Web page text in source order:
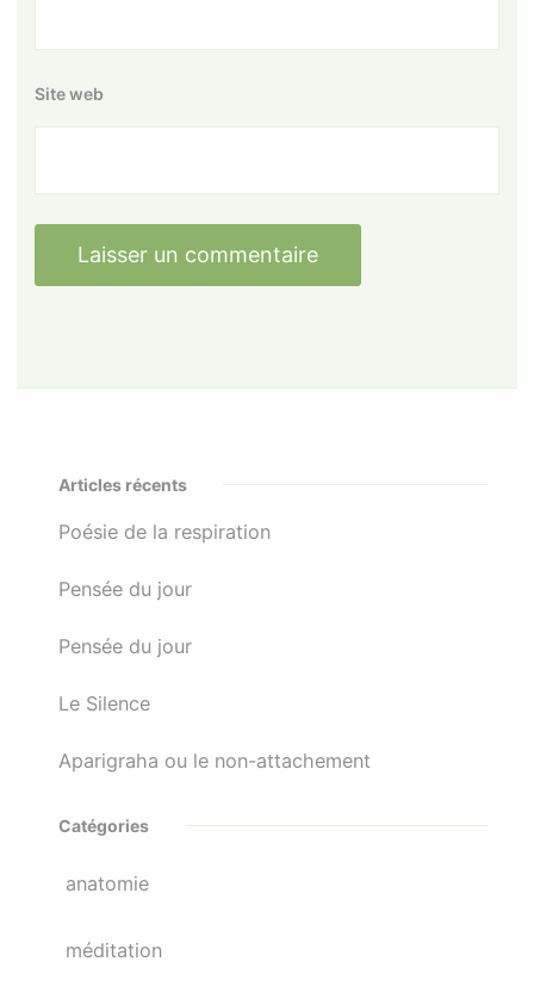
Site web
Articles récents
Poésie de la respiration
Pensée du jour
Pensée du jour
Le Silence
Aparigraha ou le non-attachement
Catégories
anatomie
méditation